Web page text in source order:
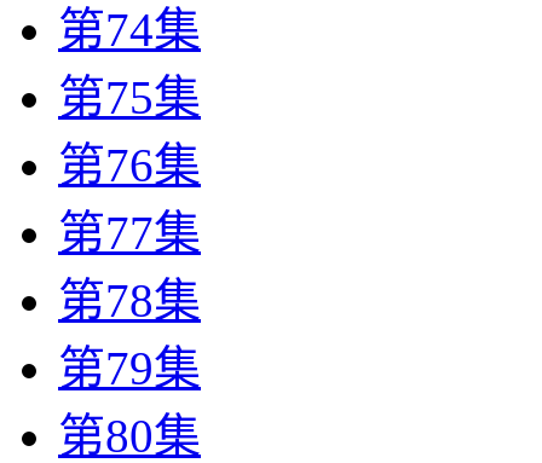
第74集
第75集
第76集
第77集
第78集
第79集
第80集